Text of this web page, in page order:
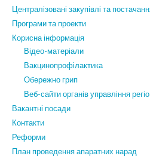
Централізовані закупівлі та
Програми та проекти
Корисна інформація
Відео-матеріали
Вакцинопрофілактика
Обережно грип
Веб-сайти органів управління
Вакантні посади
Контакти
Реформи
План проведення апаратних нарад